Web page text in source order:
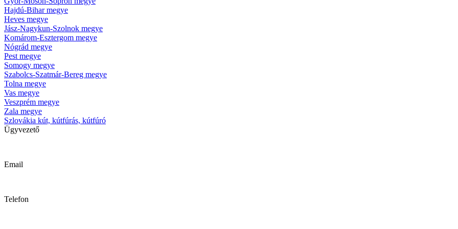
Hajdú-Bihar megye
Heves megye
Jász-Nagykun-Szolnok megye
Komárom-Esztergom megye
Nógrád megye
Pest megye
Somogy megye
Szabolcs-Szatmár-Bereg megye
Tolna megye
Vas megye
Veszprém megye
Zala megye
Szlovákia kút, kútfúrás, kútfúró
Ügyvezető
Email
Telefon